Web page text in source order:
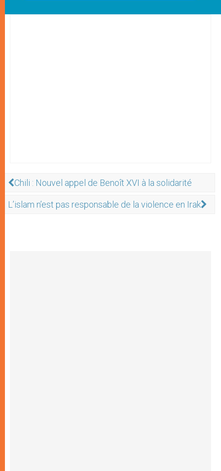
Chili : Nouvel appel de Benoît XVI à la solidarité
L’islam n’est pas responsable de la violence en Irak